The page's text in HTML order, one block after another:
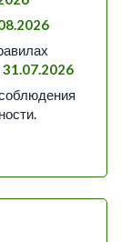
31.07.2026